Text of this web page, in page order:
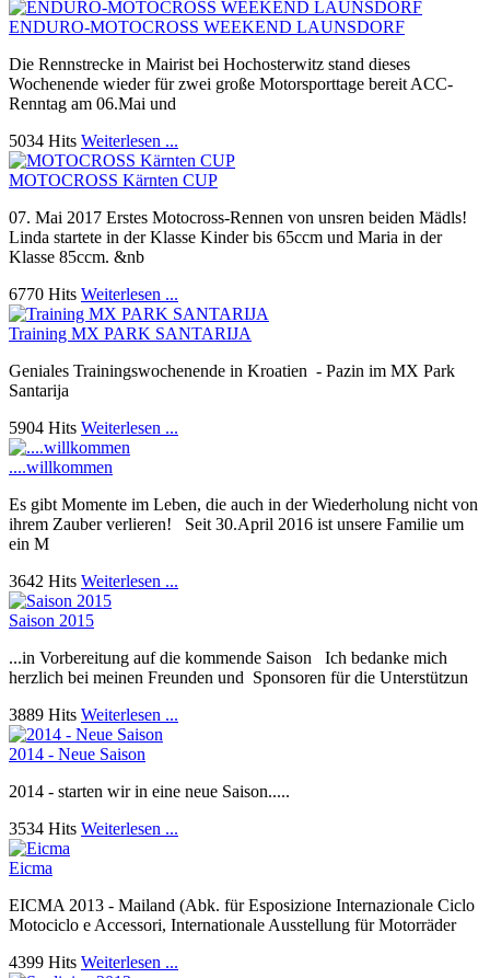
ENDURO-MOTOCROSS WEEKEND LAUNSDORF
Die Rennstrecke in Mairist bei Hochosterwitz stand dieses
Wochenende wieder für zwei große Motorsporttage bereit ACC-
Renntag am 06.Mai und
5034 Hits Weiterlesen ...
MOTOCROSS Kärnten CUP
07. Mai 2017 Erstes Motocross-Rennen von unsren beiden Mädls!
Linda startete in der Klasse Kinder bis 65ccm und Maria in der
Klasse 85ccm. &nb
6770 Hits Weiterlesen ...
Training MX PARK SANTARIJA
Geniales Trainingswochenende in Kroatien - Pazin im MX Park
Santarija
5904 Hits Weiterlesen ...
....willkommen
Es gibt Momente im Leben, die auch in der Wiederholung nicht von
ihrem Zauber verlieren! Seit 30.April 2016 ist unsere Familie um
ein M
3642 Hits Weiterlesen ...
Saison 2015
...in Vorbereitung auf die kommende Saison Ich bedanke mich
herzlich bei meinen Freunden und Sponsoren für die Unterstützun
3889 Hits Weiterlesen ...
2014 - Neue Saison
2014 - starten wir in eine neue Saison.....
3534 Hits Weiterlesen ...
Eicma
EICMA 2013 - Mailand (Abk. für Esposizione Internazionale Ciclo
Motociclo e Accessori, Internationale Ausstellung für Motorräder
4399 Hits Weiterlesen ...